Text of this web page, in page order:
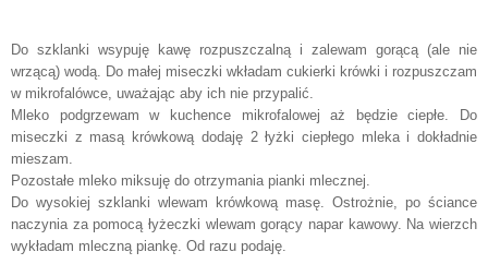
Do szklanki wsypuję kawę rozpuszczalną i zalewam gorącą (ale nie
wrzącą) wodą. Do małej miseczki wkładam cukierki krówki i rozpuszczam
w mikrofalówce, uważając aby ich nie przypalić.
Mleko podgrzewam w kuchence mikrofalowej aż będzie ciepłe. Do
miseczki z masą krówkową dodaję 2 łyżki ciepłego mleka i dokładnie
mieszam.
Pozostałe mleko miksuję do otrzymania pianki mlecznej.
Do wysokiej szklanki wlewam krówkową masę. Ostrożnie, po ściance
naczynia za pomocą łyżeczki wlewam gorący napar kawowy. Na wierzch
wykładam mleczną piankę. Od razu podaję.